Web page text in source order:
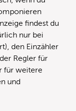
findest du
nur bei
den Einzähler
Regler für
für weitere
und